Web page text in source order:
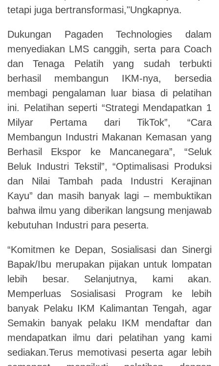
tetapi juga bertransformasi,"Ungkapnya.
Dukungan Pagaden Technologies dalam
menyediakan LMS canggih, serta para Coach
dan Tenaga Pelatih yang sudah terbukti
berhasil membangun IKM-nya, bersedia
membagi pengalaman luar biasa di pelatihan
ini. Pelatihan seperti “Strategi Mendapatkan 1
Milyar Pertama dari TikTok”, “Cara
Membangun Industri Makanan Kemasan yang
Berhasil Ekspor ke Mancanegara”, “Seluk
Beluk Industri Tekstil”, “Optimalisasi Produksi
dan Nilai Tambah pada Industri Kerajinan
Kayu” dan masih banyak lagi – membuktikan
bahwa ilmu yang diberikan langsung menjawab
kebutuhan Industri para peserta.
“Komitmen ke Depan, Sosialisasi dan Sinergi
Bapak/Ibu merupakan pijakan untuk lompatan
lebih besar. Selanjutnya, kami akan.
Memperluas Sosialisasi Program ke lebih
banyak Pelaku IKM Kalimantan Tengah, agar
Semakin banyak pelaku IKM mendaftar dan
mendapatkan ilmu dari pelatihan yang kami
sediakan.Terus memotivasi peserta agar lebih